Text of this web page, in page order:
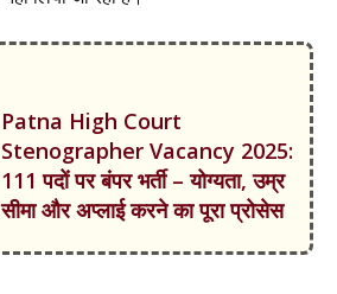
Patna High Court
Stenographer Vacancy 2025:
111 पदों पर बंपर भर्ती – योग्यता, उम्र
सीमा और अप्लाई करने का पूरा प्रोसेस